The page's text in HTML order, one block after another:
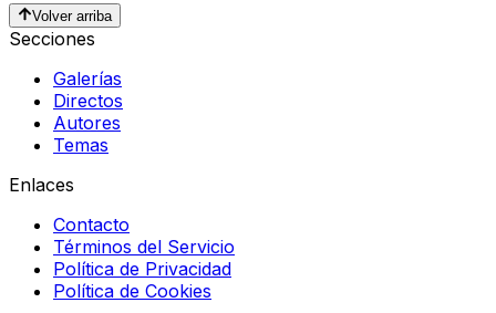
Volver arriba
Secciones
Galerías
Directos
Autores
Temas
Enlaces
Contacto
Términos del Servicio
Política de Privacidad
Política de Cookies